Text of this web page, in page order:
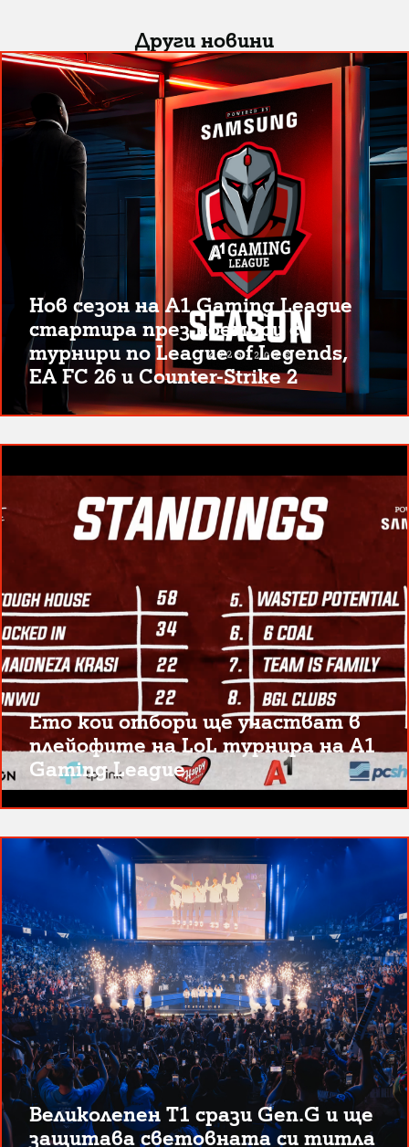
Други новини
Нов сезон на A1 Gaming League
стартира през ноември с
турнири по League of Legends,
EA FC 26 и Counter-Strike 2
Ето кои отбори ще участват в
плейофите на LoL турнира на A1
Gaming League
Великолепен T1 срази Gen.G и ще
защитава световната си титла